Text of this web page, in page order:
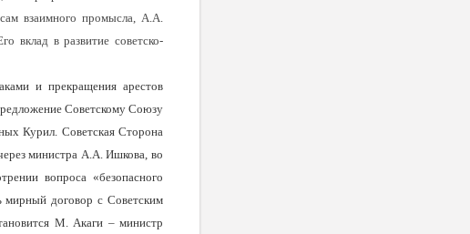
взаимного промысла, А.А.
вклад в развитие советско-
и прекращения арестов
Советскому Союзу
Курил. Советская Сторона
министра А.А. Ишкова, во
вопроса «безопасного
мирный договор с Советским
М. Акаги – министр